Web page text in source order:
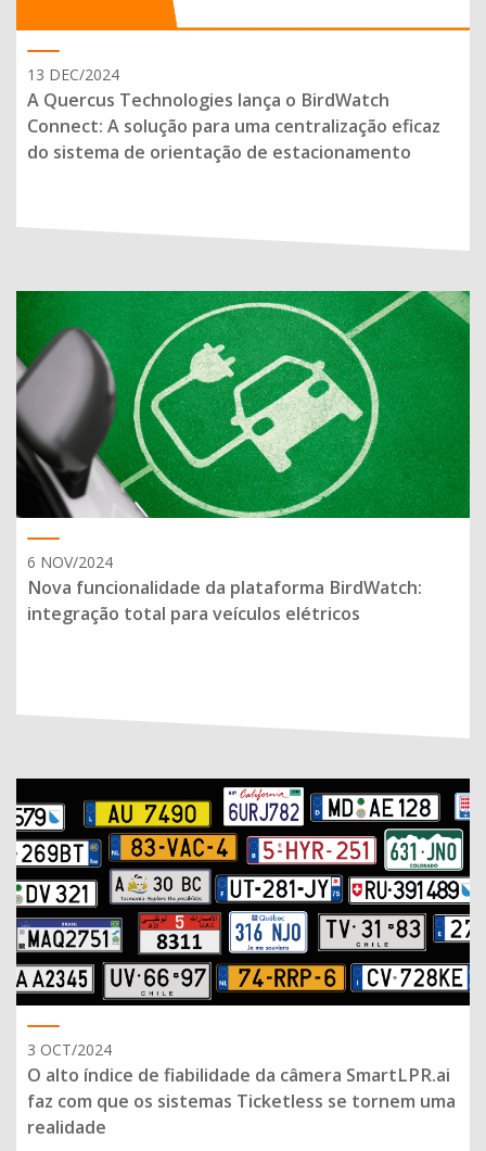
13 DEC/2024
A Quercus Technologies lança o BirdWatch
Connect: A solução para uma centralização eficaz
do sistema de orientação de estacionamento
6 NOV/2024
Nova funcionalidade da plataforma BirdWatch:
integração total para veículos elétricos
3 OCT/2024
O alto índice de fiabilidade da câmera SmartLPR.ai
faz com que os sistemas Ticketless se tornem uma
realidade